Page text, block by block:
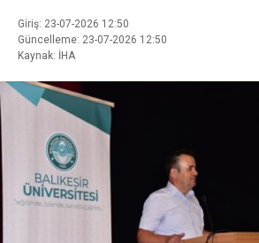
Giriş: 23-07-2026 12:50
Güncelleme: 23-07-2026 12:50
Kaynak: İHA